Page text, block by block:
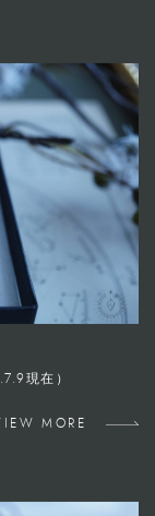
現在）
MORE